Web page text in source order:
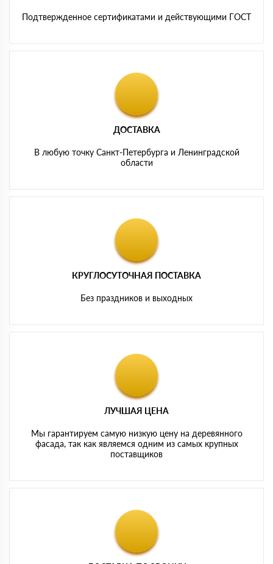
Подтвержденное сертификатами и действующими ГОСТ
ДОСТАВКА
В любую точку Санкт-Петербурга и Ленинградской
области
КРУГЛОСУТОЧНАЯ ПОСТАВКА
Без праздников и выходных
ЛУЧШАЯ ЦЕНА
Мы гарантируем самую низкую цену на деревянного
фасада, так как являемся одним из самых крупных
поставщиков